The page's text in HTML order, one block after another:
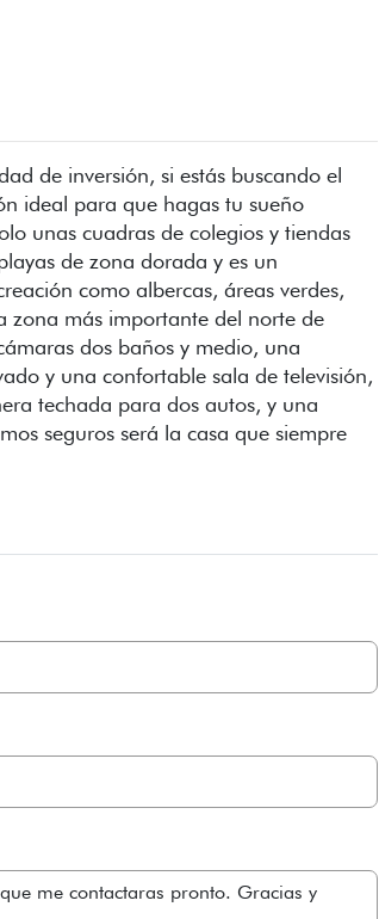
de inversión, si estás buscando el
ideal para que hagas tu sueño
unas cuadras de colegios y tiendas
de zona dorada y es un
como albercas, áreas verdes,
zona más importante del norte de
dos baños y medio, una
y una confortable sala de televisión,
techada para dos autos, y una
seguros será la casa que siempre